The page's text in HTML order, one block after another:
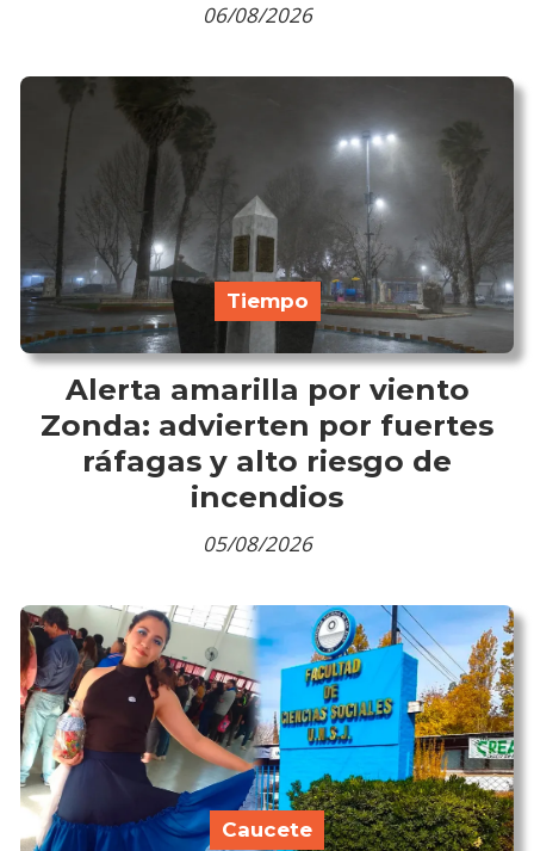
06/08/2026
Alerta amarilla por viento
Zonda: advierten por fuertes
ráfagas y alto riesgo de
incendios
Tiempo
05/08/2026
Caucete